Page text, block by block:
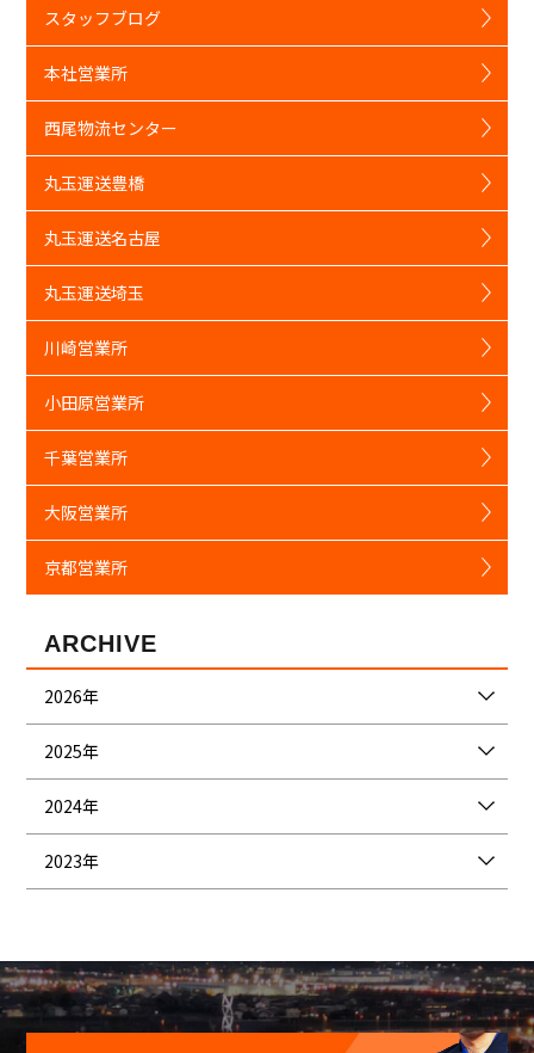
スタッフブログ
本社営業所
西尾物流センター
丸玉運送豊橋
丸玉運送名古屋
丸玉運送埼玉
川崎営業所
小田原営業所
千葉営業所
大阪営業所
京都営業所
ARCHIVE
2026年
2025年
2024年
2023年